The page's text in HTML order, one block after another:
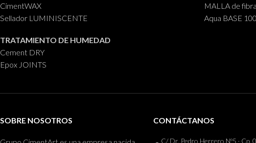
CimentWAX
Sellador LUMINISCENTE
TRATAMIENTO DE HUMEDAD
Cement DRY
Epox JOINTS
MALLA de
Aqua BASE
SOBRE NOSOTROS CONTÁCTANOS
C/ Dr. Pedro Herrero Nº5 · Cp.